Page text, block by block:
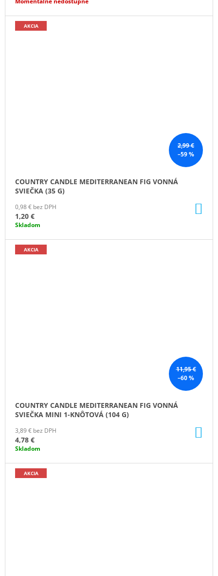
2,99 €
–59 %
AKCIA
COUNTRY CANDLE MEDITERRANEAN FIG VONNÁ
SVIEČKA (35 G)
0,98 € bez DPH
1,20 €
Skladom
11,95 €
–60 %
AKCIA
COUNTRY CANDLE MEDITERRANEAN FIG VONNÁ
SVIEČKA MINI 1-KNÔTOVÁ (104 G)
3,89 € bez DPH
4,78 €
Skladom
AKCIA